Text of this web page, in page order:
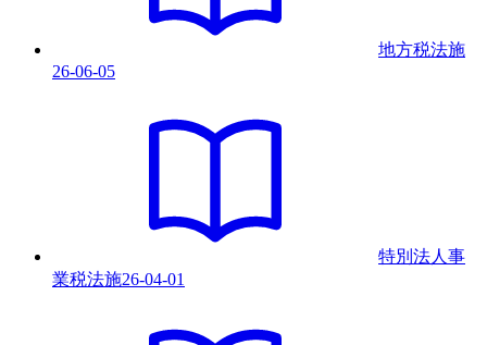
地方税法施
26-06-05
特別法人事
業税法施26-04-01